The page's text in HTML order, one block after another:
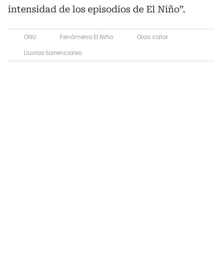
intensidad de los episodios de El Niño”.
ONU Fenómeno El Niño
Olas calor
Lluvias torrenciales